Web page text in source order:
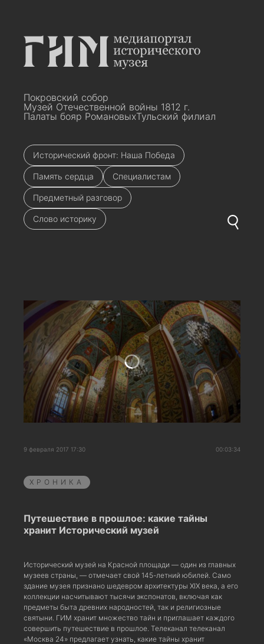
Покровский собор
Музей Отечественной войны 1812 г.
Палаты бояр РомановыхТульский филиал
Исторический фронт: Наша Победа
Память сердца Специалистам
Предметный разговор
Слово историку
9 февраля 2017 17:30 00:03:34
ХРОНИКА
Путешествие в прошлое: какие тайны
хранит Исторический музей
Исторический музей на Красной площади — один из главных
музеев страны, — отмечает свой 145-летний юбилей. Само
здание музея признано шедевром архитектуры XIX века, а его
коллекции насчитывают тысячи экспонатов, включая как
предметы быта древних народностей, так и религиозные
святыни. ГИМ хранит множество тайн и приглашает каждого
совершить путешествие в прошлое. Телеканал телеканал
«Москва 24» предлагает узнать, какие тайны хранит